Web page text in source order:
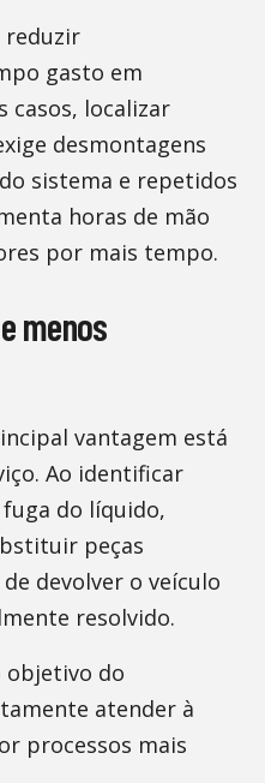
reduzir
gasto em
casos, localizar
desmontagens
sistema e repetidos
horas de mão
por mais tempo.
menos
vantagem está
Ao identificar
do líquido,
peças
devolver o veículo
resolvido.
objetivo do
atender à
processos mais